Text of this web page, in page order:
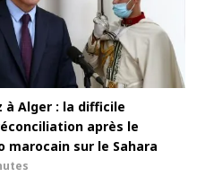
à Alger : la difficile
après le
marocain sur le Sahara